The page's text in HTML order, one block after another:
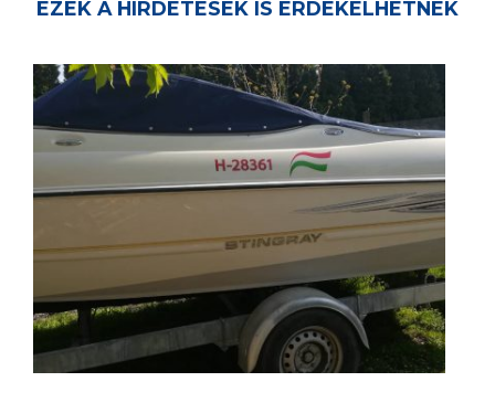
EZEK A HIRDETÉSEK IS ÉRDEKELHETNEK